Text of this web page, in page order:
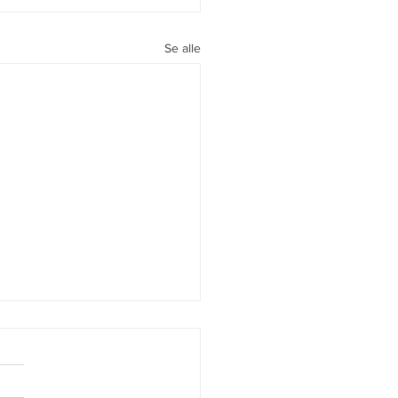
Se alle